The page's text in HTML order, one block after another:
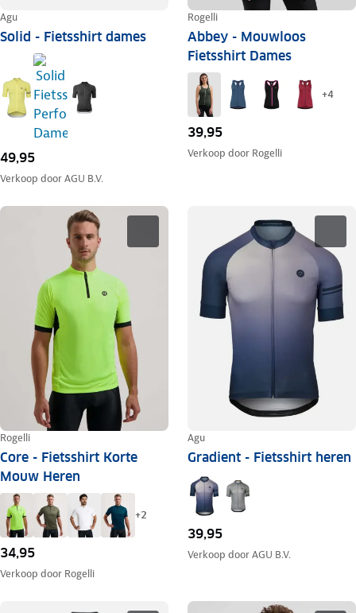
Agu
Solid - Fietsshirt dames
49,95
Verkoop doorAGU B.V.
Rogelli
Abbey - Mouwloos
Fietsshirt Dames
+4
39,95
Verkoop door Rogelli
Rogelli
Core - Fietsshirt Korte
Mouw Heren
+2
34,95
Verkoop door Rogelli
Agu
Gradient - Fietsshirt heren
39,95
Verkoop doorAGU B.V.